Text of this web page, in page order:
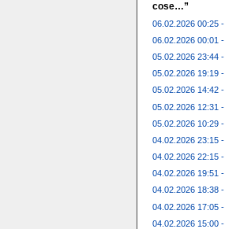
cose…”
06.02.2026 00:25 -
06.02.2026 00:01 -
05.02.2026 23:44 -
05.02.2026 19:19 -
05.02.2026 14:42 -
05.02.2026 12:31 -
05.02.2026 10:29 -
04.02.2026 23:15 -
04.02.2026 22:15 -
04.02.2026 19:51 -
04.02.2026 18:38 -
04.02.2026 17:05 -
04.02.2026 15:00 -